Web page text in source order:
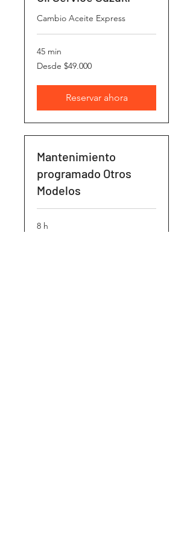
Cambio Aceite Express
45 min
Desde
49.000
Desde $49.000
Reservar ahora
Mantenimiento
programado Otros
Modelos
8 h